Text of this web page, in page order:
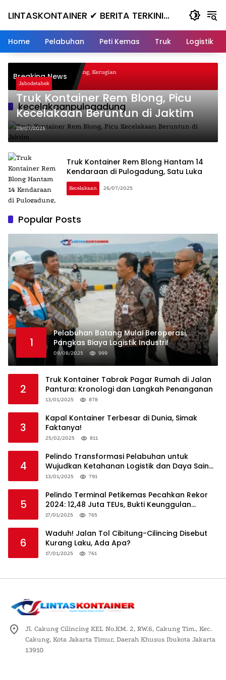
LINTASKONTAINER ✔ BERITA TERKINI
KONTAINER TERBARU HARI INI
Home Pelabuhan Peti Kemas Truk Logistik
Breaking News
Nanjak, Masuk ke Jurang, Kerugian
kecelakaanpulogadung
Jabodetabek
Truk Kontainer Rem Blong, Picu
Kecelakaan Beruntun di Jaktim
29/07/2025
Truk Kontainer Rem Blong Hantam 14
Kendaraan di Pulogadung, Satu Luka
Kecelakaan 26/07/2025
Popular Posts
1
Pelabuhan Batang Mulai Beroperasi,
Pangkas Biaya Logistik Industri!
09/08/2025 999
2
Truk Kontainer Tabrak Pagar Rumah di Jalan
Pantura: Kronologi dan Langkah Penanganan
13/01/2025 878
3
Kapal Kontainer Terbesar di Dunia, Simak
Faktanya!
25/02/2025 811
4
Pelindo Transformasi Pelabuhan untuk
Wujudkan Ketahanan Logistik dan Daya Saing
Global
13/01/2025 791
5
Pelindo Terminal Petikemas Pecahkan Rekor
2024: 12,48 Juta TEUs, Bukti Keunggulan
Logistik Nasional
17/01/2025 765
6
Waduh! Jalan Tol Cibitung-Cilincing Disebut
Kurang Laku, Ada Apa?
17/01/2025 761
Jl. Cakung Cilincing KEL No.KM. 2, RW.6, Cakung Tim., Kec.
Cakung, Kota Jakarta Timur, Daerah Khusus Ibukota Jakarta
13910